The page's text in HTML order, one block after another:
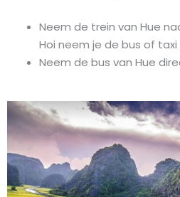
Neem de trein van Hue
Hoi neem je de bus of taxi
Neem de bus van Hue